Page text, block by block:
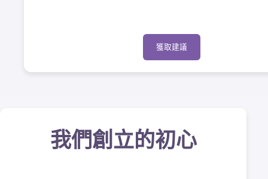
獲取建議
我們創立的初心